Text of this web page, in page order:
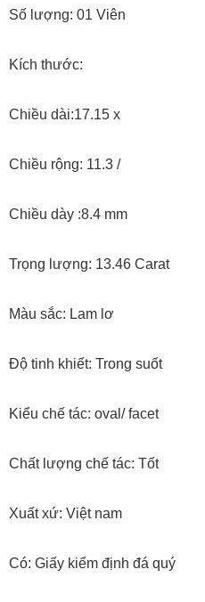
Số lượng: 01 Viên
Kích thước:
Chiều dài:17.15 x
Chiều rộng: 11.3 /
Chiều dày :8.4 mm
Trọng lượng: 13.46 Carat
Màu sắc: Lam lơ
Độ tinh khiết: Trong suốt
Kiểu chế tác: oval/ facet
Chất lượng chế tác: Tốt
Xuất xứ: Việt nam
Có: Giấy kiểm định đá quý